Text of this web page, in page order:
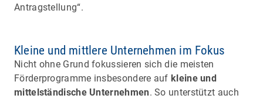
Antragstellung“.
Kleine und mittlere Unternehmen im Fokus
Nicht ohne Grund fokussieren sich die meisten
Förderprogramme insbesondere auf kleine und
mittelständische Unternehmen. So unterstützt auch